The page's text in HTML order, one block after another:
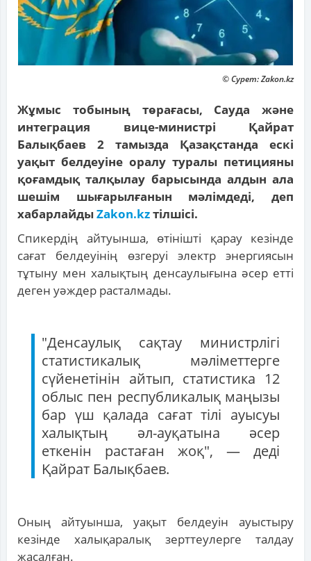
© Сурет: Zakon.kz
Жұмыс тобының төрағасы, Сауда және
интеграция вице-министрі Қайрат
Балықбаев 2 тамызда Қазақстанда ескі
уақыт белдеуіне оралу туралы петицияны
қоғамдық талқылау барысында алдын ала
шешім шығарылғанын мәлімдеді, деп
хабарлайдыZakon.kzтілшісі.
Спикердің айтуынша, өтінішті қарау кезінде
сағат белдеуінің өзгеруі электр энергиясын
тұтыну мен халықтың денсаулығына әсер етті
деген уәждер расталмады.
"Денсаулық сақтау министрлігі
статистикалық мәліметтерге
сүйенетінін айтып, статистика 12
облыс пен республикалық маңызы
бар үш қалада сағат тілі ауысуы
халықтың әл-ауқатына әсер
еткенін растаған жоқ", — деді
Қайрат Балықбаев.
Оның айтуынша, уақыт белдеуін ауыстыру
кезінде халықаралық зерттеулерге талдау
жасалған.